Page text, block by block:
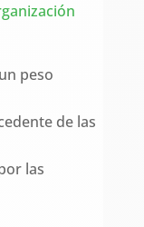
peso
de las
las